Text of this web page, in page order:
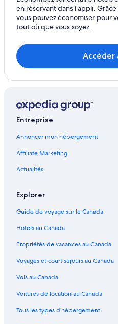
Baca – Hôtels
Aéroport international
Umán – Hôtels
Fraccionamiento Las Américas
Municipalité de Progreso –
Colonia Campestre – Hôtels
en réservant dans l’appli.
vous pouvez économiser pour
tout où que vous soyez.
Accéder
Entreprise
Annoncer mon hébergement
Affiliate Marketing
Actualités
Explorer
Guide de voyage sur le Canada
Hôtels au Canada
Propriétés de vacances au Canada
Voyages et court séjours au Canada
Vols au Canada
Voitures de location au Canada
Tous les types d’hébergement